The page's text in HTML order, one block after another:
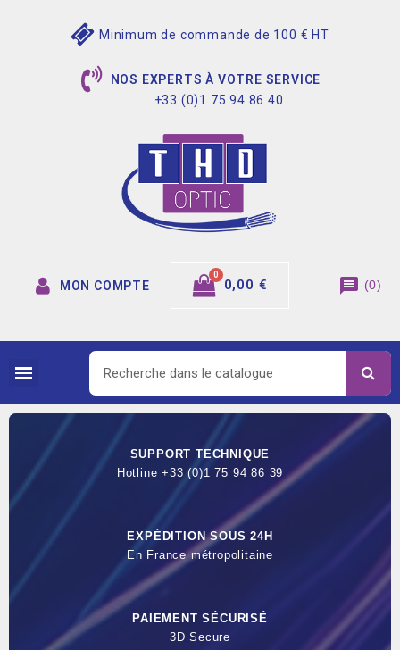
Minimum de commande de 100 € HT
NOS EXPERTS À VOTRE SERVICE
+33 (0)1 75 94 86 40
MON COMPTE 0,00 € message (0)
SUPPORT TECHNIQUE
Hotline +33 (0)1 75 94 86 39
EXPÉDITION SOUS 24H
En France métropolitaine
PAIEMENT SÉCURISÉ
3D Secure